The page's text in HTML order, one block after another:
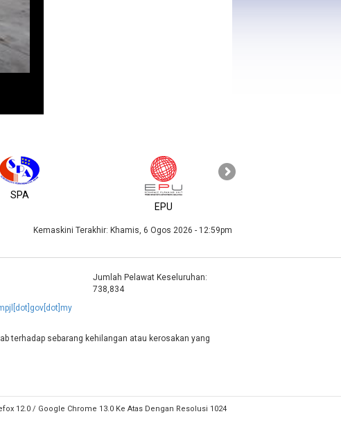
SPA
EPU
Kemaskini Terakhir: Khamis, 6 Ogos 2026 - 12:59pm
Jumlah Pelawat Keseluruhan:
738,834
terhadap sebarang kehilangan atau kerosakan yang
12.0 / Google Chrome 13.0 Ke Atas Dengan Resolusi 1024